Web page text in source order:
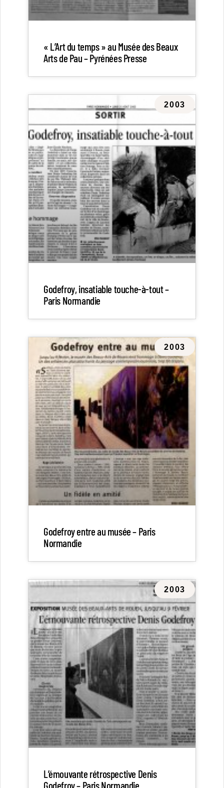
« L’Art du temps » au Musée des Beaux
Arts de Pau – Pyrénées Presse
2003
Godefroy, insatiable touche-à-tout –
Paris Normandie
2003
Godefroy entre au musée – Paris
Normandie
2003
L’émouvante rétrospective Denis
Godefroy – Paris Normandie